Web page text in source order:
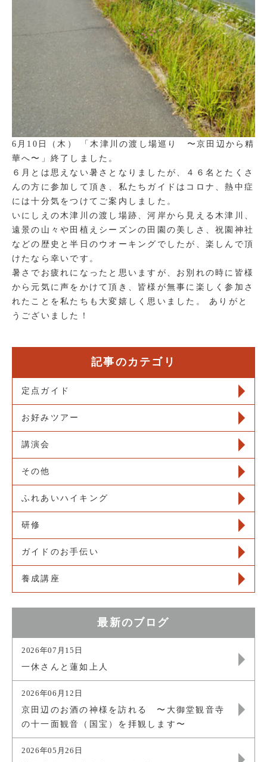
6月10日（木） 「木津川の渡し場巡り 〜京田辺から精
華へ〜」終了しました。
６月とは思えない暑さとなりましたが、４６名とたくさ
んの方に参加して頂き、私たちガイドはコロナ、熱中症
には十分気をつけてご案内しました。
いにしえの木津川の渡し場跡、河岸から見える木津川、
遠景の山々や田植えシーズンの田園の美しさ、祝園神社
などの歴史と半日のウオーキングでしたが、楽しんで頂
けたなら幸いです。
暑さでお疲れになったと思いますが、お別れの時に皆様
から元気に声をかけて頂き、皆様が無事に楽しく参加さ
れたことを私たちも大変嬉しく思いました。 ありがと
うございました！
記事のカテゴリ
定点ガイド
お好みツアー
講演会
その他
ふれあいハイキング
研修
ガイドのお手伝い
養成講座
最新のブログ
2026年07月15日
一休さんと蓮如上人
2026年06月12日
京田辺のお酒の神様を訪れる 〜大御堂観音寺
の十一面観音（国宝）を拝観します〜
2026年05月26日